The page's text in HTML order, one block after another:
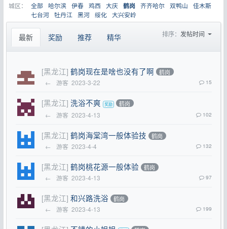
城区： 全部 哈尔滨 伊春 鸡西 大庆 鹤岗 齐齐哈尔 双鸭山
佳木斯
七台河 牡丹江 黑河 绥化 大兴安岭
最新 奖励 推荐 精华 排序： 发帖时间
[黑龙江] 鹤岗现在是啥也没有了啊 鹤岗
← 游客 2023-3-22 15
[黑龙江] 洗浴不爽 鹤岗
← 游客 2023-4-13 102
[黑龙江] 鹤岗海棠湾一般体验技 鹤岗
← 游客 2023-4-4 132
[黑龙江] 鹤岗桃花源一般体验 鹤岗
← 游客 2023-4-13 97
[黑龙江] 和兴路洗浴 鹤岗
← 游客 2023-4-13 199